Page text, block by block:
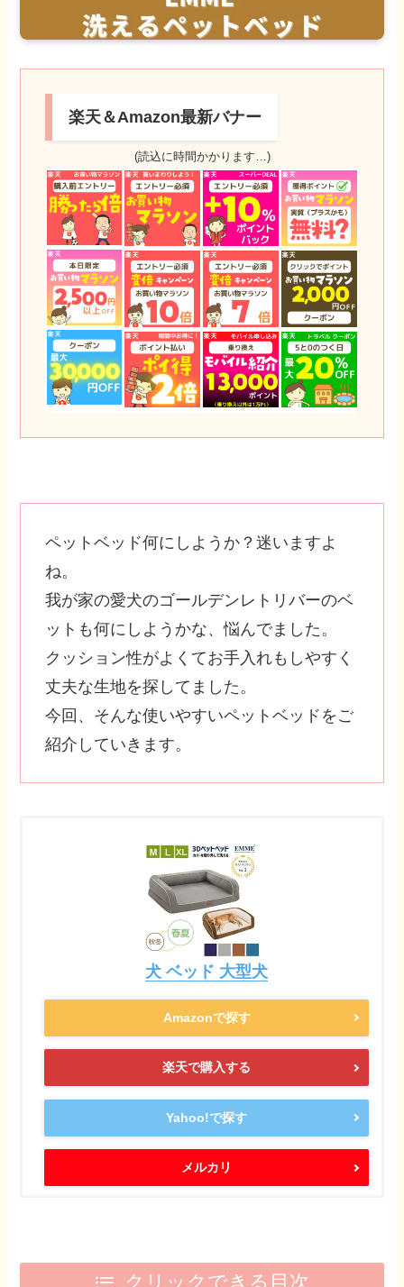
楽天＆Amazon最新バナー
(読込に時間かかります…)
ペットベッド何にしようか？迷いますよ
ね。
我が家の愛犬のゴールデンレトリバーのベ
ットも何にしようかな、悩んでました。
クッション性がよくてお手入れもしやすく
丈夫な生地を探してました。
今回、そんな使いやすいペットベッドをご
紹介していきます。
犬 ベッド 大型犬
Amazonで探す
楽天で購入する
Yahoo!で探す
メルカリ
クリックできる目次